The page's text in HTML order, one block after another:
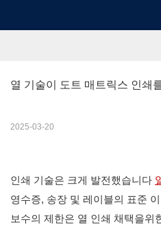
열 기술이 도트 매트릭스 인쇄
2025-03-20
인쇄 기술은 크게 발전했습니다
영수증, 송장 및 레이블의 표준
보수의 제한은 열 인쇄 채택을위